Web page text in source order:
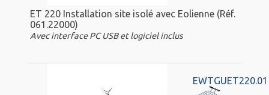
ET 220 Installation site isolé avec Eolienne (Réf.
061.22000)
Avec interface PC USB et logiciel inclus
EWTGUET220.01